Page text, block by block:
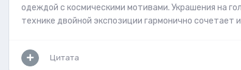
одеждой с космическими мотивами. Украшения на
технике двойной экспозиции гармонично сочетает
Цитата